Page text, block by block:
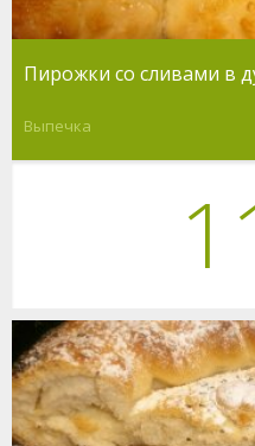
Пирожки со сливами в
Выпечка